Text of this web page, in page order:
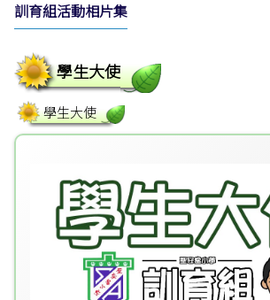
訓育組活動相片集
學生大使
學生大使